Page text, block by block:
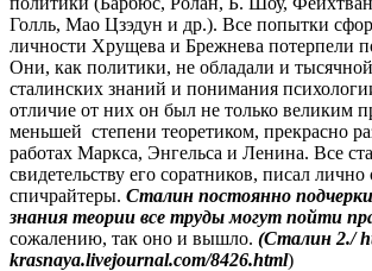
Голль, Мао Цзэдун и др.). Все попытки
личности Хрущева и Брежнева потерпели
Они, как политики, не обладали и
сталинских знаний и понимания
отличие от них он был не только великим
меньшей степени теоретиком, прекрасно
работах Маркса, Энгельса и Ленина. Все
свидетельству его соратников, писал лично
спичрайтеры. Сталин постоянно
знания теории все труды могут пойти
сожалению, так оно и вышло. (Сталин 2./
krasnaya.livejournal.com/8426.html)